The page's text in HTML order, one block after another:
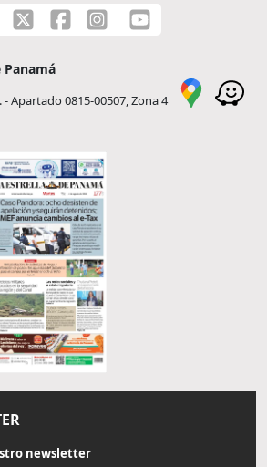
Panamá
Apartado 0815-00507, Zona 4
newsletter